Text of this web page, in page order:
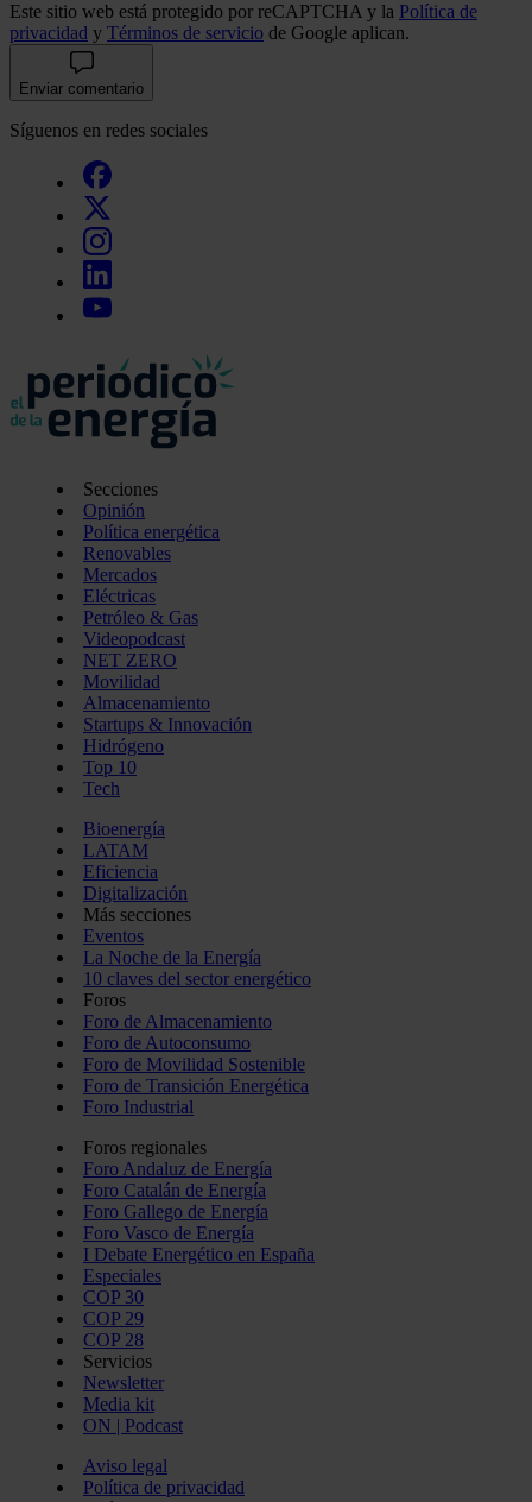
Este sitio web está protegido por reCAPTCHA y la Política de
privacidad y Términos de servicio de Google aplican.
Enviar comentario
Síguenos en redes sociales
Secciones
Opinión
Política energética
Renovables
Mercados
Eléctricas
Petróleo & Gas
Videopodcast
NET ZERO
Movilidad
Almacenamiento
Startups & Innovación
Hidrógeno
Top 10
Tech
Bioenergía
LATAM
Eficiencia
Digitalización
Más secciones
Eventos
La Noche de la Energía
10 claves del sector energético
Foros
Foro de Almacenamiento
Foro de Autoconsumo
Foro de Movilidad Sostenible
Foro de Transición Energética
Foro Industrial
Foros regionales
Foro Andaluz de Energía
Foro Catalán de Energía
Foro Gallego de Energía
Foro Vasco de Energía
I Debate Energético en España
Especiales
COP 30
COP 29
COP 28
Servicios
Newsletter
Media kit
ON | Podcast
Aviso legal
Política de privacidad